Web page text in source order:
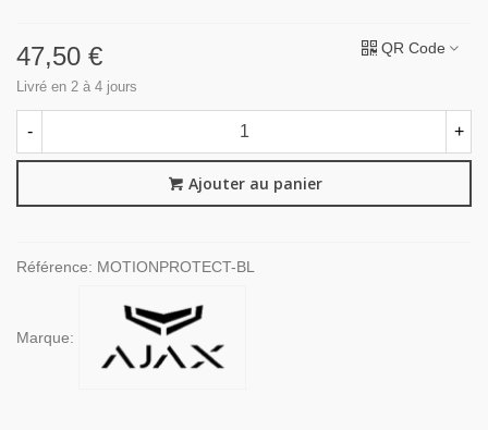
47,50 €
Livré en 2 à 4 jours
QR Code
- +
Ajouter au panier
Référence: MOTIONPROTECT-BL
Marque: